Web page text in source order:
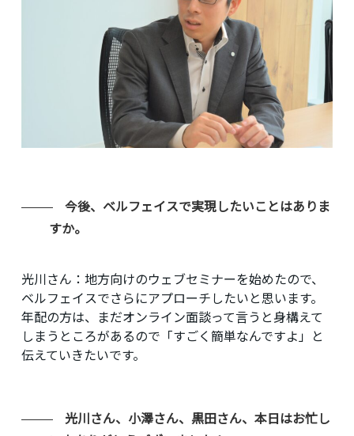
今後、ベルフェイスで実現したいことはありま
すか。
光川さん：地方向けのウェブセミナーを始めたので、
ベルフェイスでさらにアプローチしたいと思います。
年配の方は、まだオンライン面談って言うと身構えて
しまうところがあるので「すごく簡単なんですよ」と
伝えていきたいです。
光川さん、小澤さん、黒田さん、本日はお忙し